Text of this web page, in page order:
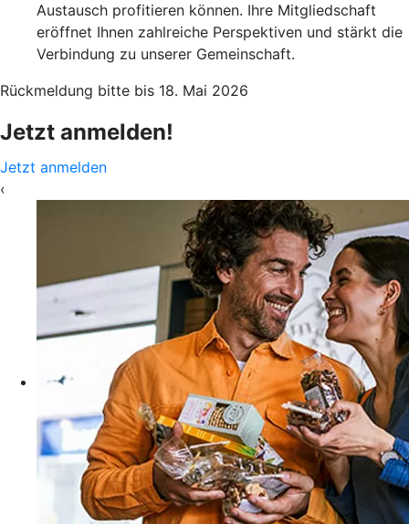
Austausch profitieren können. Ihre Mitgliedschaft
eröffnet Ihnen zahlreiche Perspektiven und stärkt die
Verbindung zu unserer Gemeinschaft.
Rückmeldung bitte bis 18. Mai 2026
Jetzt anmelden!
Jetzt anmelden
‹